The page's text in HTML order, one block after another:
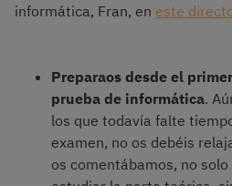
informática, Fran, en este
Preparaos desde el
prueba de informática.
los que todavía falte
examen, no os debéis
os comentábamos, no